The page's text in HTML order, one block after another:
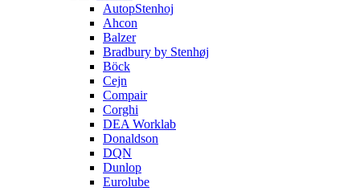
AutopStenhoj
Ahcon
Balzer
Bradbury by Stenhøj
Böck
Cejn
Compair
Corghi
DEA Worklab
Donaldson
DQN
Dunlop
Eurolube